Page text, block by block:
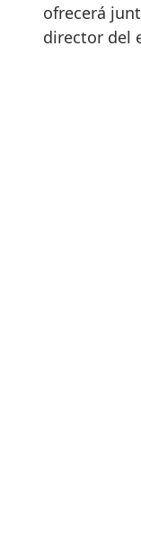
ofrecerá
director del